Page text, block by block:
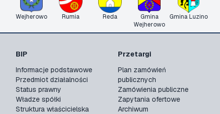
Wejherowo Rumia Reda
Gmina
Wejherowo
Gmina Luzino
BIP
Informacje podstawowe
Przedmiot działalności
Status prawny
Władze spółki
Struktura właścicielska
Przetargi
Plan zamówień
publicznych
Zamówienia publiczne
Zapytania ofertowe
Archiwum